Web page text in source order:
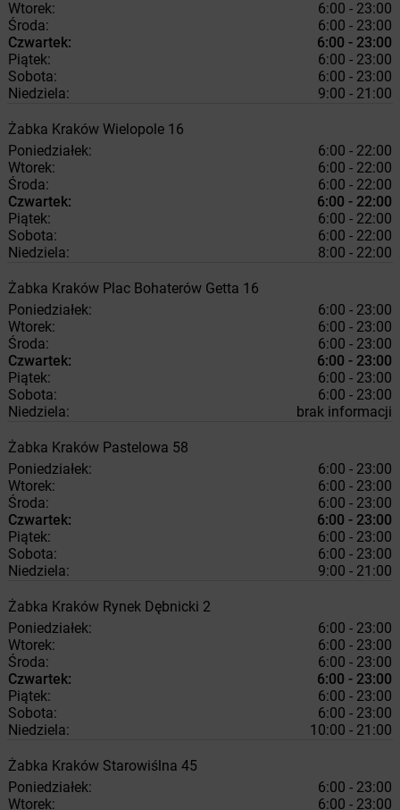
Wtorek:
6:00 - 23:00
Środa:
6:00 - 23:00
Czwartek:
6:00 - 23:00
Piątek:
6:00 - 23:00
Sobota:
6:00 - 23:00
Niedziela:
9:00 - 21:00
Żabka Kraków Wielopole 16
Poniedziałek:
6:00 - 22:00
Wtorek:
6:00 - 22:00
Środa:
6:00 - 22:00
Czwartek:
6:00 - 22:00
Piątek:
6:00 - 22:00
Sobota:
6:00 - 22:00
Niedziela:
8:00 - 22:00
Żabka Kraków Plac Bohaterów Getta 16
Poniedziałek:
6:00 - 23:00
Wtorek:
6:00 - 23:00
Środa:
6:00 - 23:00
Czwartek:
6:00 - 23:00
Piątek:
6:00 - 23:00
Sobota:
6:00 - 23:00
Niedziela:
brak informacji
Żabka Kraków Pastelowa 58
Poniedziałek:
6:00 - 23:00
Wtorek:
6:00 - 23:00
Środa:
6:00 - 23:00
Czwartek:
6:00 - 23:00
Piątek:
6:00 - 23:00
Sobota:
6:00 - 23:00
Niedziela:
9:00 - 21:00
Żabka Kraków Rynek Dębnicki 2
Poniedziałek:
6:00 - 23:00
Wtorek:
6:00 - 23:00
Środa:
6:00 - 23:00
Czwartek:
6:00 - 23:00
Piątek:
6:00 - 23:00
Sobota:
6:00 - 23:00
Niedziela:
10:00 - 21:00
Żabka Kraków Starowiślna 45
Poniedziałek:
6:00 - 23:00
Wtorek:
6:00 - 23:00